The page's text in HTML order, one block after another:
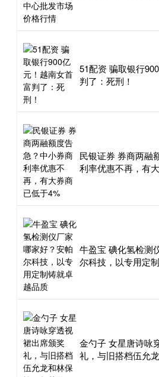
51配资 骗取银行
判了：死刑！
民银证券 券商两融
利率优惠不再，有
牛盈宝 碘化氢检测
尔科技，以专用定
金勺子 女星唐诗咏
礼，与旧搭档伍允